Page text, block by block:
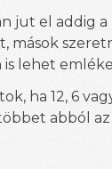
jut el addig a
mások
lehet
ha 12, 6
abból